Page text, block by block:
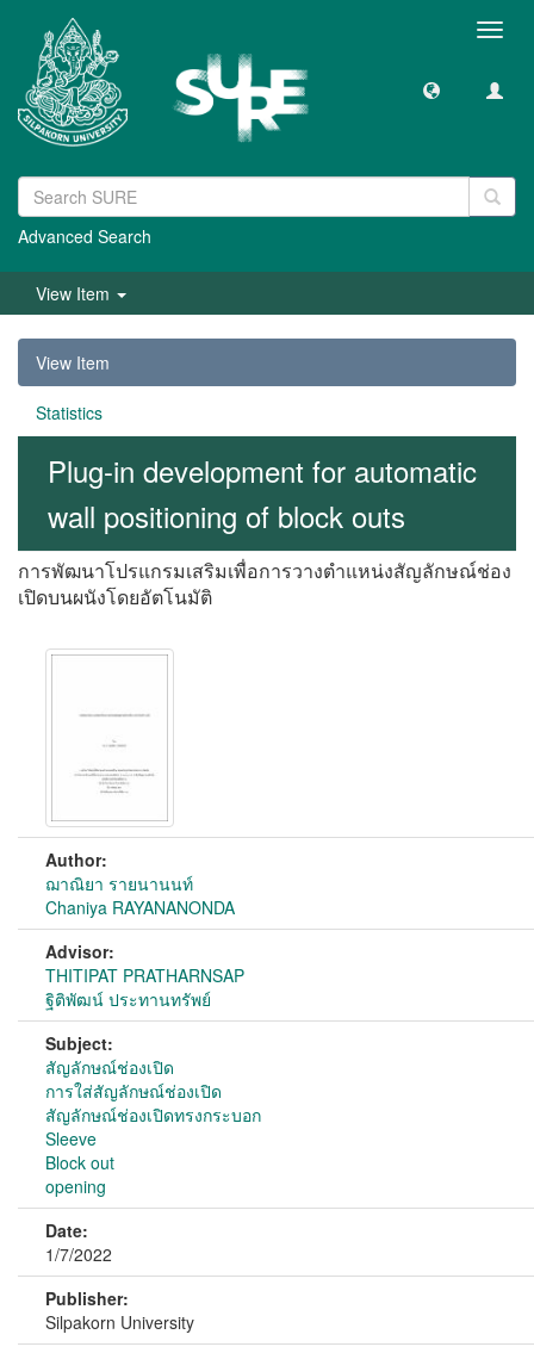
Advanced Search
View Item
View Item
Statistics
Plug-in development for automatic
wall positioning of block outs
การพัฒนาโปรแกรมเสริมเพื่อการวางตำแหน่งสัญลักษณ์ช่อง
เปิดบนผนังโดยอัตโนมัติ
Author:
ฌาณิยา รายนานนท์
Chaniya RAYANANONDA
Advisor:
THITIPAT PRATHARNSAP
ฐิติพัฒน์ ประทานทรัพย์
Subject:
สัญลักษณ์ช่องเปิด
การใส่สัญลักษณ์ช่องเปิด
สัญลักษณ์ช่องเปิดทรงกระบอก
Sleeve
Block out
opening
Date:
1/7/2022
Publisher:
Silpakorn University